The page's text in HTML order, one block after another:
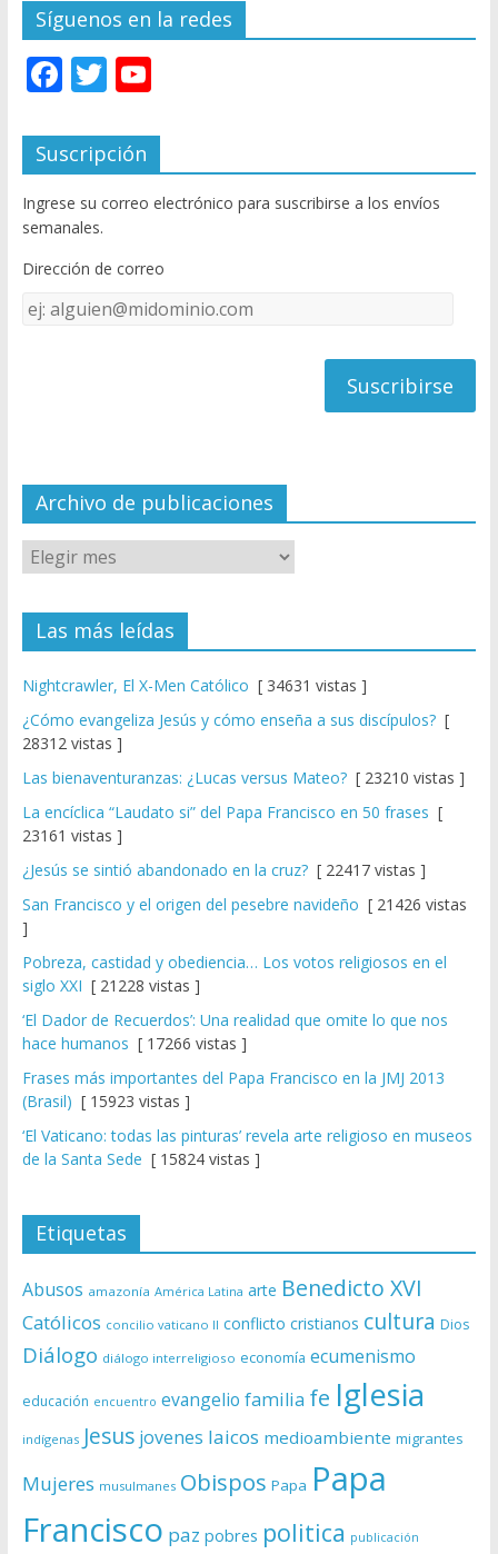
Síguenos en la redes
F
e
b
o
o
k
T
itt
er
Y
u
T
u
e
C
el
Suscripción
Ingrese su correo electrónico para suscribirse a los envíos
semanales.
Dirección de correo
Dirección
de
Archivo de publicaciones
Las más leídas
Nightcrawler, El X-Men Católico [ 34631 vistas ]
¿Cómo evangeliza Jesús y cómo enseña a sus discípulos?[
28312 vistas ]
Las bienaventuranzas: ¿Lucas versus Mateo?[ 23210 vistas ]
La encíclica “Laudato si” del Papa Francisco en 50 frases [
23161 vistas ]
¿Jesús se sintió abandonado en la cruz?[ 22417 vistas ]
San Francisco y el origen del pesebre navideño [ 21426 vistas
]
Pobreza, castidad y obediencia… Los votos religiosos en el
siglo XXI [ 21228 vistas ]
‘El Dador de Recuerdos’: Una realidad que omite lo que nos
hace humanos [ 17266 vistas ]
Frases más importantes del Papa Francisco en la JMJ 2013
(Brasil) [ 15923 vistas ]
‘El Vaticano: todas las pinturas’ revela arte religioso en museos
de la Santa Sede [ 15824 vistas ]
Etiquetas
Abusos amazonía América Latina arte Benedicto XVI
Católicos concilio vaticano II conflicto cristianos cultura Dios
Diálogo diálogo interreligioso economía ecumenismo
educación encuentro evangelio familia fe Iglesia
indígenas Jesus jovenes laicos medioambiente migrantes
Mujeres musulmanes Obispos Papa Papa
Francisco paz pobres politica publicación